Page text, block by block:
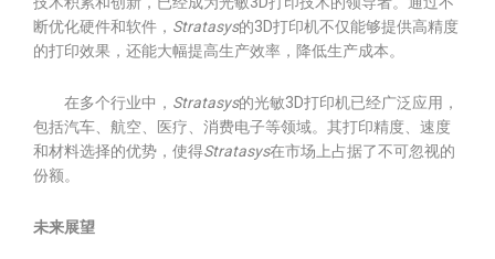
断优化硬件和软件， Stratasys的3D打印机不仅能够提供高精度
的打印效果，还能大幅提高生产效率，降低生产成本。
在多个行业中， Stratasys的光敏3D打印机已经广泛应用，
包括汽车、航空、医疗、消费电子等领域。其打印精度、速度
和材料选择的优势，使得Stratasys在市场上占据了不可忽视的
份额。
未来展望